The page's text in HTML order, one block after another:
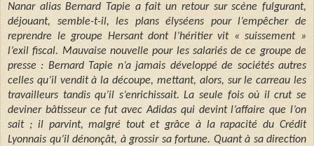
Nanar alias Bernard Tapie a fait un retour sur scène fulgurant,
déjouant, semble-t-il, les plans élyséens pour l’empêcher de
reprendre le groupe Hersant dont l’héritier vit « suissement »
l’exil fiscal. Mauvaise nouvelle pour les salariés de ce groupe de
presse : Bernard Tapie n’a jamais développé de sociétés autres
celles qu’il vendit à la découpe, mettant, alors, sur le carreau les
travailleurs tandis qu’il s’enrichissait. La seule fois où il crut se
deviner bâtisseur ce fut avec Adidas qui devint l’affaire que l’on
sait ; il parvint, malgré tout et grâce à la rapacité du Crédit
Lyonnais qu’il dénonçât, à grossir sa fortune. Quant à sa direction